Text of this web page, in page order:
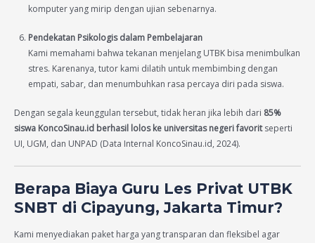
komputer yang mirip dengan ujian sebenarnya.
Pendekatan Psikologis dalam Pembelajaran
Kami memahami bahwa tekanan menjelang UTBK bisa menimbulkan
stres. Karenanya, tutor kami dilatih untuk membimbing dengan
empati, sabar, dan menumbuhkan rasa percaya diri pada siswa.
Dengan segala keunggulan tersebut, tidak heran jika lebih dari 85%
siswa KoncoSinau.id berhasil lolos ke universitas negeri favoritseperti
UI, UGM, dan UNPAD (Data Internal KoncoSinau.id, 2024).
Berapa Biaya Guru Les Privat UTBK
SNBT di Cipayung, Jakarta Timur?
Kami menyediakan paket harga yang transparan dan fleksibel agar